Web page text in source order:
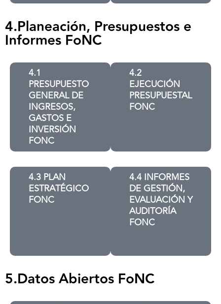
4.Planeación, Presupuestos e
Informes FoNC
4.1
PRESUPUESTO
GENERAL DE
INGRESOS,
GASTOS E
INVERSIÓN
FONC
4.2
EJECUCIÓN
PRESUPUESTAL
FONC
4.3 PLAN
ESTRATÉGICO
FONC
4.4 INFORMES
DE GESTIÓN,
EVALUACIÓN Y
AUDITORÍA
FONC
5.Datos Abiertos FoNC